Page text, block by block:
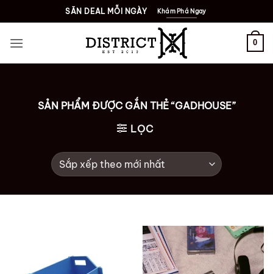
qua
nội
SĂN DEAL MỖI NGÀY Khám Phá Ngay
0
SẢN PHẨM ĐƯỢC GẮN THẺ “GADHOUSE”
LỌC